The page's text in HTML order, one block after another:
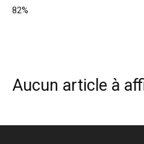
82%
Aucun article à